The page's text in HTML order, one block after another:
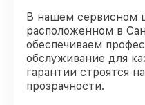
В нашем сервисном
расположенном в
обеспечиваем
обслуживание для
гарантии строятся
прозрачности.